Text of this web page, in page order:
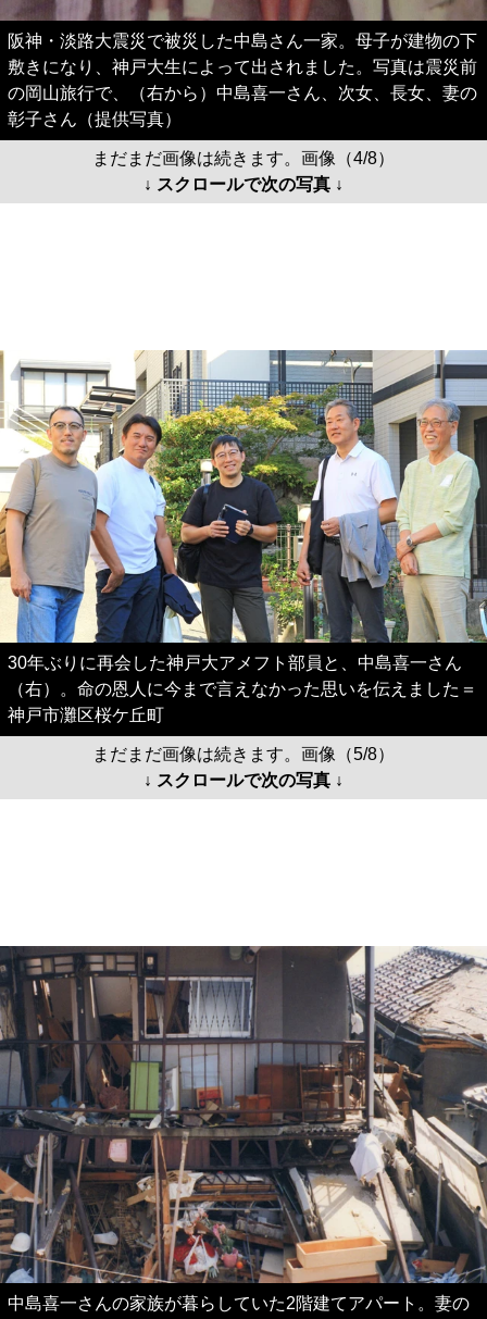
阪神・淡路大震災で被災した中島さん一家。母子が建物の下
敷きになり、神戸大生によって出されました。写真は震災前
の岡山旅行で、（右から）中島喜一さん、次女、長女、妻の
彰子さん（提供写真）
まだまだ画像は続きます。画像（4/8）
↓ スクロールで次の写真 ↓
30年ぶりに再会した神戸大アメフト部員と、中島喜一さん
（右）。命の恩人に今まで言えなかった思いを伝えました＝
神戸市灘区桜ケ丘町
まだまだ画像は続きます。画像（5/8）
↓ スクロールで次の写真 ↓
中島喜一さんの家族が暮らしていた2階建てアパート。妻の